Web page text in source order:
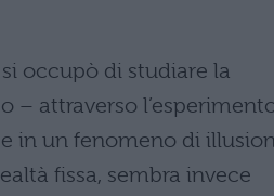
si occupò di studiare la
– attraverso
in un fenomeno di
fissa, sembra invece